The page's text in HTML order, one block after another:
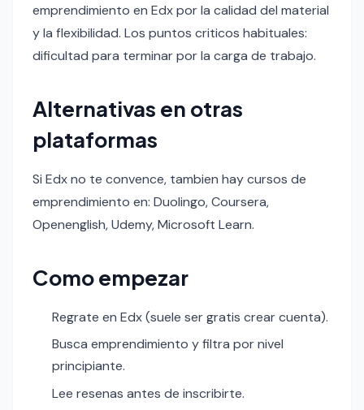
emprendimiento en Edx por la calidad del material
y la flexibilidad. Los puntos criticos habituales:
dificultad para terminar por la carga de trabajo.
Alternativas en otras
plataformas
Si Edx no te convence, tambien hay cursos de
emprendimiento en: Duolingo, Coursera,
Openenglish, Udemy, Microsoft Learn.
Como empezar
Regrate en Edx (suele ser gratis crear cuenta).
Busca emprendimiento y filtra por nivel
principiante.
Lee resenas antes de inscribirte.